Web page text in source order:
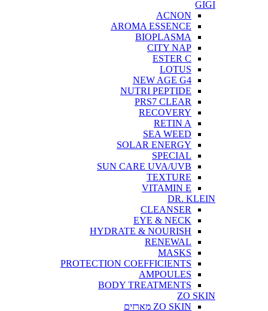
GIGI
ACNON
AROMA ESSENCE
BIOPLASMA
CITY NAP
ESTER C
LOTUS
NEW AGE G4
NUTRI PEPTIDE
PRS7 CLEAR
RECOVERY
RETIN A
SEA WEED
SOLAR ENERGY
SPECIAL
SUN CARE UVA/UVB
TEXTURE
VITAMIN E
DR. KLEIN
CLEANSER
EYE & NECK
HYDRATE & NOURISH
RENEWAL
MASKS
PROTECTION COEFFICIENTS
AMPOULES
BODY TREATMENTS
ZO SKIN
ZO SKIN מארזים